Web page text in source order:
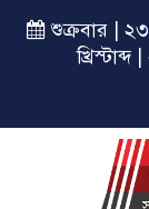
শুক্রবার |